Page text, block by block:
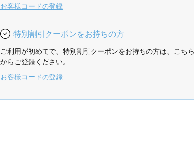
お客様コードの登録
特別割引クーポンをお持ちの方
ご利用が初めてで、特別割引クーポンをお持ちの方は、こちら
からご登録ください。
お客様コードの登録